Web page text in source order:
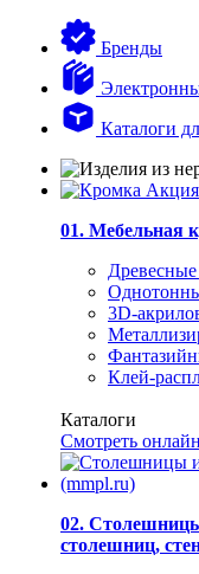
Бренды
Каталоги
01. Мебельная
3D-
Клей-
Каталоги
Смотреть онлайн
02.
столешниц,